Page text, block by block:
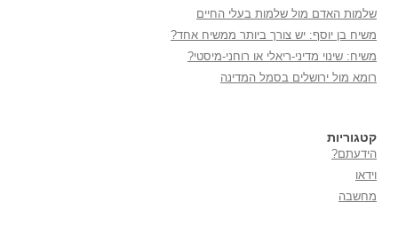
שלמות האדם מול שלמות בעלי החיים
משיח בן יוסף: יש צורך ביותר ממשיח אחד?
משיח: שינוי מדיני-ריאלי או רוחני-מיסטי?
רומא מול ירושלים בסמל המדינה
קטגוריות
הידעתם?
וידאו
מחשבה